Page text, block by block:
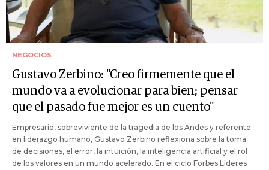
NEGOCIOS
Gustavo Zerbino: "Creo firmemente que el
mundo va a evolucionar para bien; pensar
que el pasado fue mejor es un cuento"
Empresario, sobreviviente de la tragedia de los Andes y referente
en liderazgo humano, Gustavo Zerbino reflexiona sobre la toma
de decisiones, el error, la intuición, la inteligencia artificial y el rol
de los valores en un mundo acelerado. En el ciclo Forbes Líderes